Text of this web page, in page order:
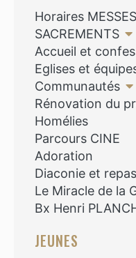
Horaires MESSES
SACREMENTS
Accueil et
Eglises et
Communautés
Rénovation du
Homélies
Parcours CINE
Adoration
Diaconie et
Le Miracle de la
Bx Henri
JEUNES